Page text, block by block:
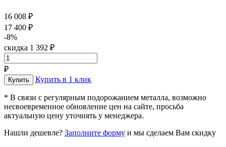
16 008 ₽
17 400 ₽
-8%
скидка 1 392 ₽
₽
Купить в 1 клик
* В связи с регулярным подорожанием металла, возможно
несвоевременное обновление цен на сайте, просьба
актуальную цену уточнять у менеджера.
Нашли дешевле? Заполните форму и мы сделаем Вам скидку